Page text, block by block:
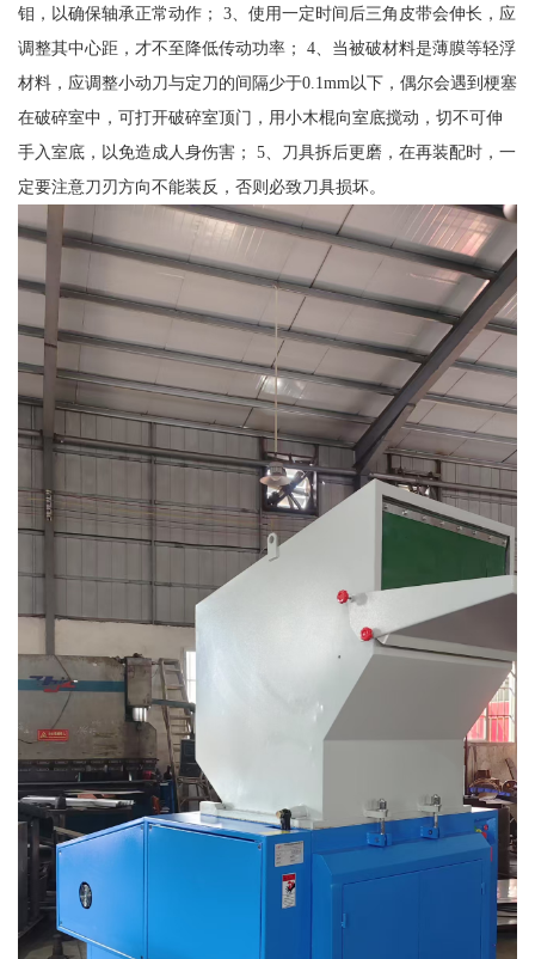
钼，以确保轴承正常动作； 3、使用一定时间后三角皮带会伸长，应
调整其中心距，才不至降低传动功率； 4、当被破材料是薄膜等轻浮
材料，应调整小动刀与定刀的间隔少于0.1mm以下，偶尔会遇到梗塞
在破碎室中，可打开破碎室顶门，用小木棍向室底搅动，切不可伸
手入室底，以免造成人身伤害； 5、刀具拆后更磨，在再装配时，一
定要注意刀刃方向不能装反，否则必致刀具损坏。